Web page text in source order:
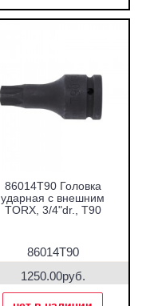
86014T90 Головка
ударная с внешним
TORX, 3/4"dr., T90
86014T90
1250.00руб.